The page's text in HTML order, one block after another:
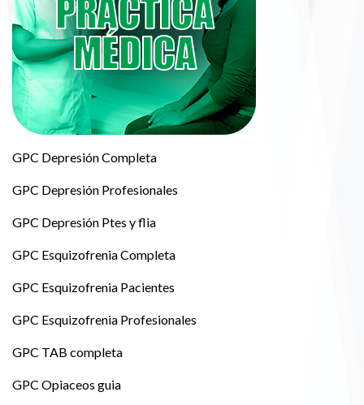
GPC Depresión Completa
GPC Depresión Profesionales
GPC Depresión Ptes y flia
GPC Esquizofrenia Completa
GPC Esquizofrenia Pacientes
GPC Esquizofrenia Profesionales
GPC TAB completa
GPC Opiaceos guia